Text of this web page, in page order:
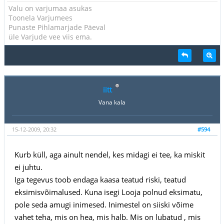
Valu on varjumaa asukas
Toonela Varjumees
Punaste Pihlamarjade Päeval
üle Varjude vee viis ema.
iitt
Vana kala
#594
15-12-2009, 20:32
Kurb küll, aga ainult nendel, kes midagi ei tee, ka miskit
ei juhtu.
Iga tegevus toob endaga kaasa teatud riski, teatud
eksimisvõimalused. Kuna isegi Looja polnud eksimatu,
pole seda amugi inimesed. Inimestel on siiski võime
vahet teha, mis on hea, mis halb. Mis on lubatud , mis